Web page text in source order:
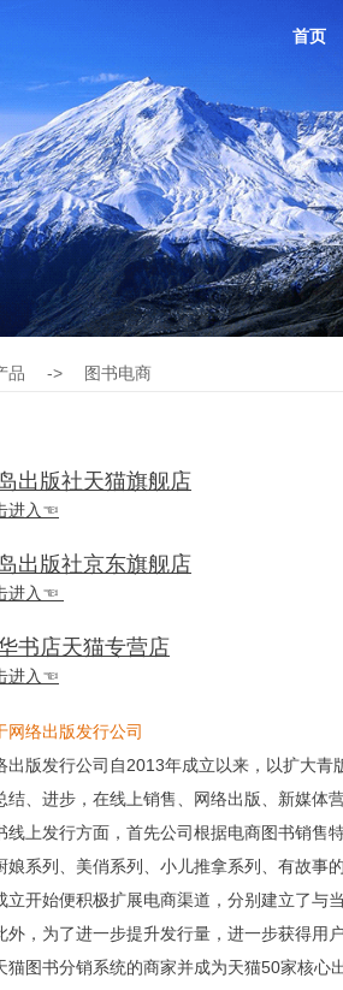
首页
品 -> 图书电商
出版社天猫旗舰店
进入☜
出版社京东旗舰店
进入☜
书店天猫专营店
进入☜
网络出版发行公司
出版发行公司自2013年成立以来，以扩大青
结、进步，在线上销售、网络出版、新媒体
线上发行方面，首先公司根据电商图书销售
娘系列、美俏系列、小儿推拿系列、有故事
立开始便积极扩展电商渠道，分别建立了与
外，为了进一步提升发行量，进一步获得用
猫图书分销系统的商家并成为天猫50家核